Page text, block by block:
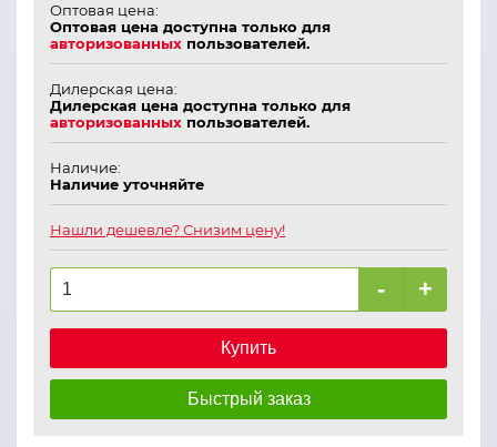
Оптовая цена:
Оптовая цена доступна только для
авторизованных пользователей.
Дилерская цена:
Дилерская цена доступна только для
авторизованных пользователей.
Наличие:
Наличие уточняйте
Нашли дешевле? Снизим цену!
- +
Купить
Быстрый заказ